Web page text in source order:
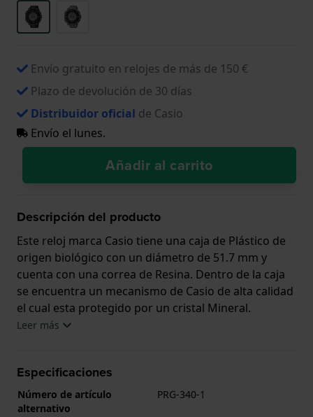
Envío gratuito en relojes de más de 150 €
Plazo de devolución de 30 días
Distribuidor oficial de Casio
Envío el lunes.
Añadir al carrito
Descripción del producto
Este reloj marca Casio tiene una caja de Plástico de
origen biológico con un diámetro de 51.7 mm y
cuenta con una correa de Resina. Dentro de la caja
se encuentra un mecanismo de Casio de alta calidad
el cual esta protegido por un cristal Mineral.
viene con 2 años de garantía.
.
Leer más
Especificaciones
Número de artículo
alternativo
PRG-340-1